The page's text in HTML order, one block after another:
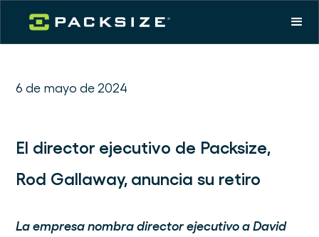
6 de mayo de 2024
El director ejecutivo de Packsize,
Rod Gallaway, anuncia su retiro
La empresa nombra director ejecutivo a David